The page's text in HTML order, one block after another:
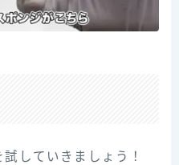
していきましょう！